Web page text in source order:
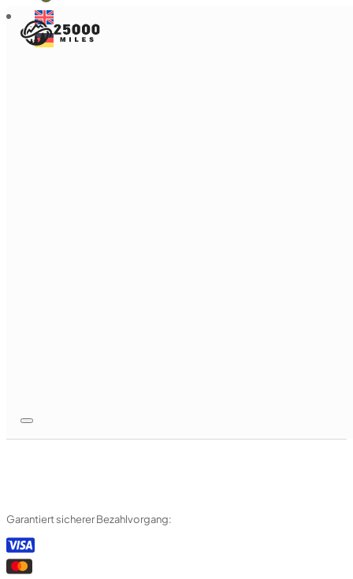
Garantiert sicherer Bezahlvorgang: